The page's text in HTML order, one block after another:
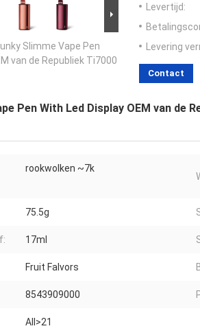
Slimme Vape Pen
van de Republiek Ti7000
Levertijd:
Levering
Contact
Pen With Led Display OEM van de
rookwolken ~7k
75.5g
17ml
Fruit Falvors
8543909000
All>21